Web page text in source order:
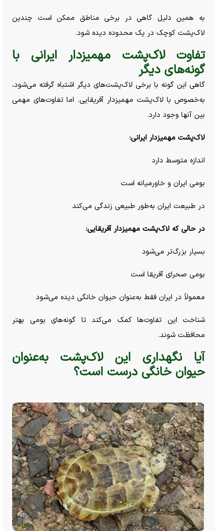
به همین دلیل گاهی در برخی مناطق ممکن است چندین
لاک‌پشت کوچک در یک محدوده دیده شود.
تفاوت لاک‌پشت مهمیزدار ایرانی با
گونه‌های دیگر
گاهی این گونه با برخی لاک‌پشت‌های دیگر اشتباه گرفته می‌شود،
به‌خصوص با لاک‌پشت مهمیزدار آفریقایی. اما تفاوت‌های مهمی
بین آنها وجود دارد.
لاک‌پشت مهمیزدار ایرانی:
اندازه متوسط دارد
بومی ایران و خاورمیانه است
در طبیعت ایران به‌طور طبیعی زندگی می‌کند
در حالی که لاک‌پشت مهمیزدار آفریقایی:
بسیار بزرگ‌تر می‌شود
بومی صحرای آفریقا است
معمولاً در ایران فقط به‌عنوان حیوان خانگی دیده می‌شود
شناخت این تفاوت‌ها کمک می‌کند تا گونه‌های بومی بهتر
محافظت شوند.
آیا نگهداری این لاک‌پشت به‌عنوان
حیوان خانگی درست است؟